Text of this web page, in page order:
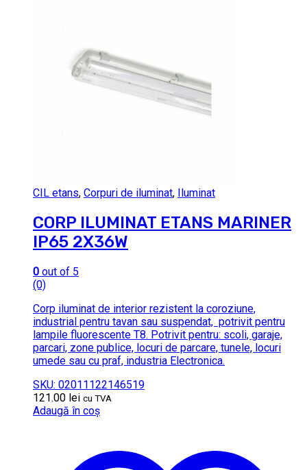
CIL etans, Corpuri de iluminat, Iluminat
CORP ILUMINAT ETANS MARINER
IP65 2X36W
0 out of 5
(0)
Corp iluminat de interior rezistent la coroziune,
industrial pentru tavan sau suspendat, potrivit pentru
lampile fluorescente T8. Potrivit pentru: scoli, garaje,
parcari, zone publice, locuri de parcare, tunele, locuri
umede sau cu praf, industria Electronica.
SKU: 02011122146519
121.00 lei cu TVA
Adaugă în coș